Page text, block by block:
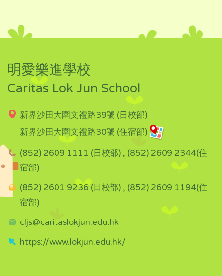
明愛樂進學校
Caritas Lok Jun School
新界沙田大圍文禮路39號 (日校部)
新界沙田大圍文禮路30號 (住宿部)
(852) 2609 1111 (日校部) , (852) 2609 2344(住
宿部)
(852) 2601 9236 (日校部) , (852) 2609 1194(住
宿部)
cljs@caritaslokjun.edu.hk
https://www.lokjun.edu.hk/